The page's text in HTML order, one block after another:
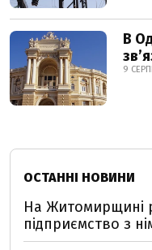
В
9
ОСТАННІ НОВИНИ
На Житомирщині
підприємство з